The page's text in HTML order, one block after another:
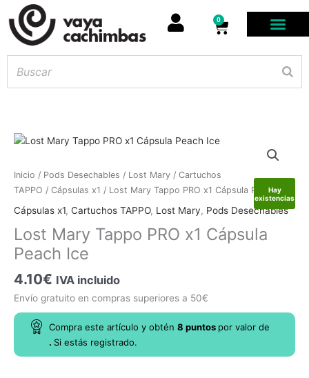
0
Carrito
Hay
existencias
Inicio / Pods Desechables / Lost Mary / Cartuchos
TAPPO / Cápsulas x1 / Lost Mary Tappo PRO x1 Cápsula Peach Ice
Cápsulas x1, Cartuchos TAPPO, Lost Mary, Pods Desechables
Lost Mary Tappo PRO x1 Cápsula
Peach Ice
4.10€ IVA incluido
Envío gratuito en compras superiores a 50€
Compra este artículo y obtén 8 puntos por valor de
. Si estás registrado.
Lost
Mary
Tappo
PRO
Cápsula
Ice
cantidad